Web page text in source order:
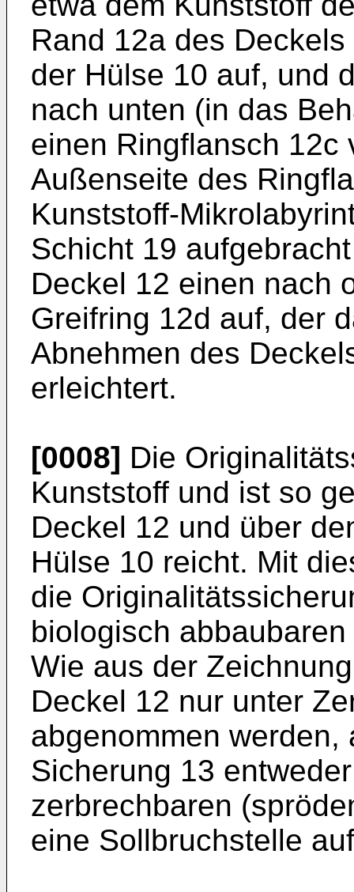
Rand 12a des
der Hülse 10 auf, und
nach unten (in das
einen Ringflansch 12c
Außenseite des
Kunststoff-
Schicht 19
Deckel 12 einen nach
Greifring 12d auf, der
Abnehmen des
erleichtert.
[0008] Die
Kunststoff und ist so
Deckel 12 und über
Hülse 10 reicht. Mit
die
biologisch
Wie aus der
Deckel 12 nur unter
abgenommen
Sicherung 13
zerbrechbaren
eine Sollbruchstelle